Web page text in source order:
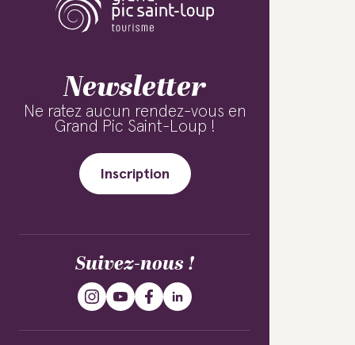
Newsletter
Ne ratez aucun rendez-vous en
Grand Pic Saint-Loup !
Inscription
Suivez-nous !